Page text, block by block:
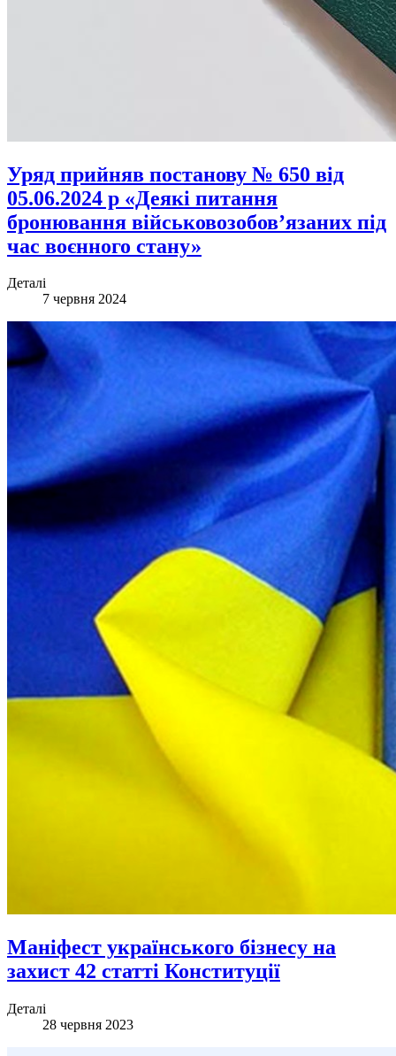
Уряд прийняв постанову № 650 від
05.06.2024 р «Деякі питання
бронювання військовозобов’язаних під
час воєнного стану»
Деталі
7 червня 2024
Маніфест українського бізнесу на
захист 42 статті Конституції
Деталі
28 червня 2023